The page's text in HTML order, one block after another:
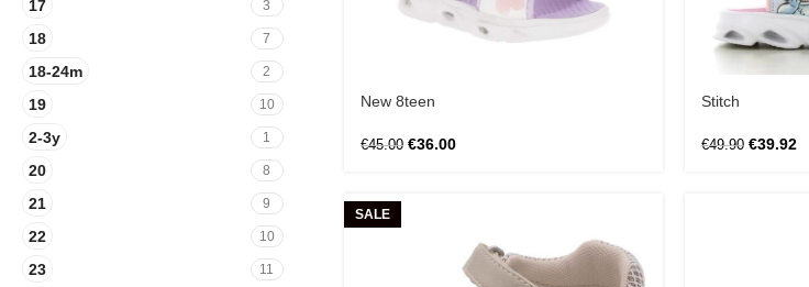
17 3
18 7
18-24m 2
19 10
2-3y 1
20 8
21 9
22 10
23 11
New 8teen
€45.00 €36.00
Stitch
€49.90 €39.92
SALE